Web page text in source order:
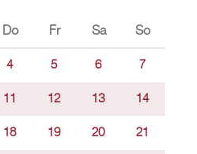
Do Fr Sa So
4 5 6 7
11 12 13 14
18 19 20 21